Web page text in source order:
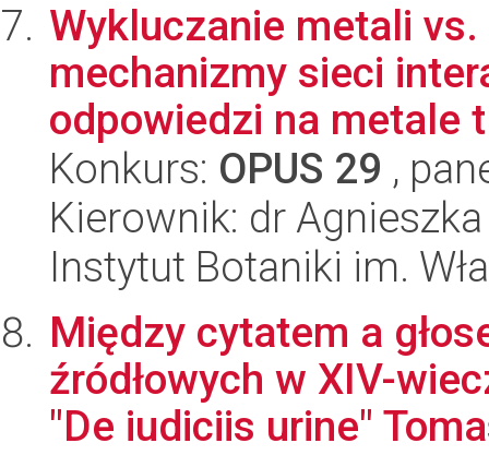
Wykluczanie metali
mechanizmy sieci
odpowiedzi na metale
Konkurs: OPUS 29 ,
Kierownik: dr
Instytut Botaniki im.
Między cytatem a
źródłowych w XIV-
"De iudiciis urine"